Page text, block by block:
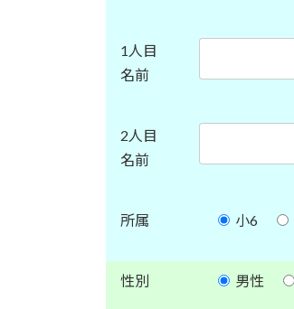
1人目
名前
2人目
名前
所属 小6
性別 男性